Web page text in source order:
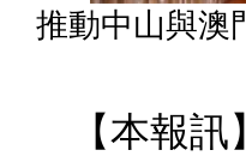
推動中山與澳
【本報訊